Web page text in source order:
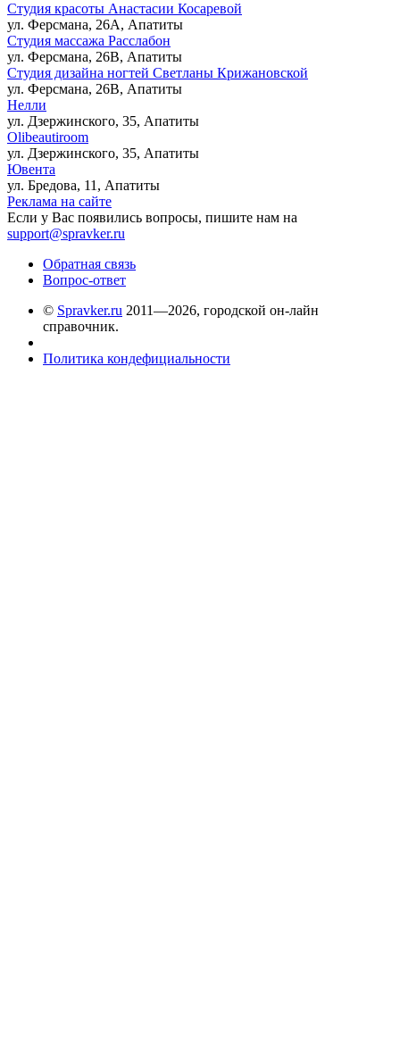
Студия красоты Анастасии Косаревой
ул. Ферсмана, 26А, Апатиты
Студия массажа Расслабон
ул. Ферсмана, 26В, Апатиты
Студия дизайна ногтей Светланы Крижановской
ул. Ферсмана, 26В, Апатиты
Нелли
ул. Дзержинского, 35, Апатиты
Olibeautiroom
ул. Дзержинского, 35, Апатиты
Ювента
ул. Бредова, 11, Апатиты
Реклама на сайте
Если у Вас появились вопросы, пишите нам на
support@spravker.ru
Обратная связь
Вопрос-ответ
© Spravker.ru 2011—2026, городской он-лайн
справочник.
Политика кондефициальности